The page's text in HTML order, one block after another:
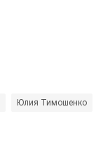
Юлия Тимошенко